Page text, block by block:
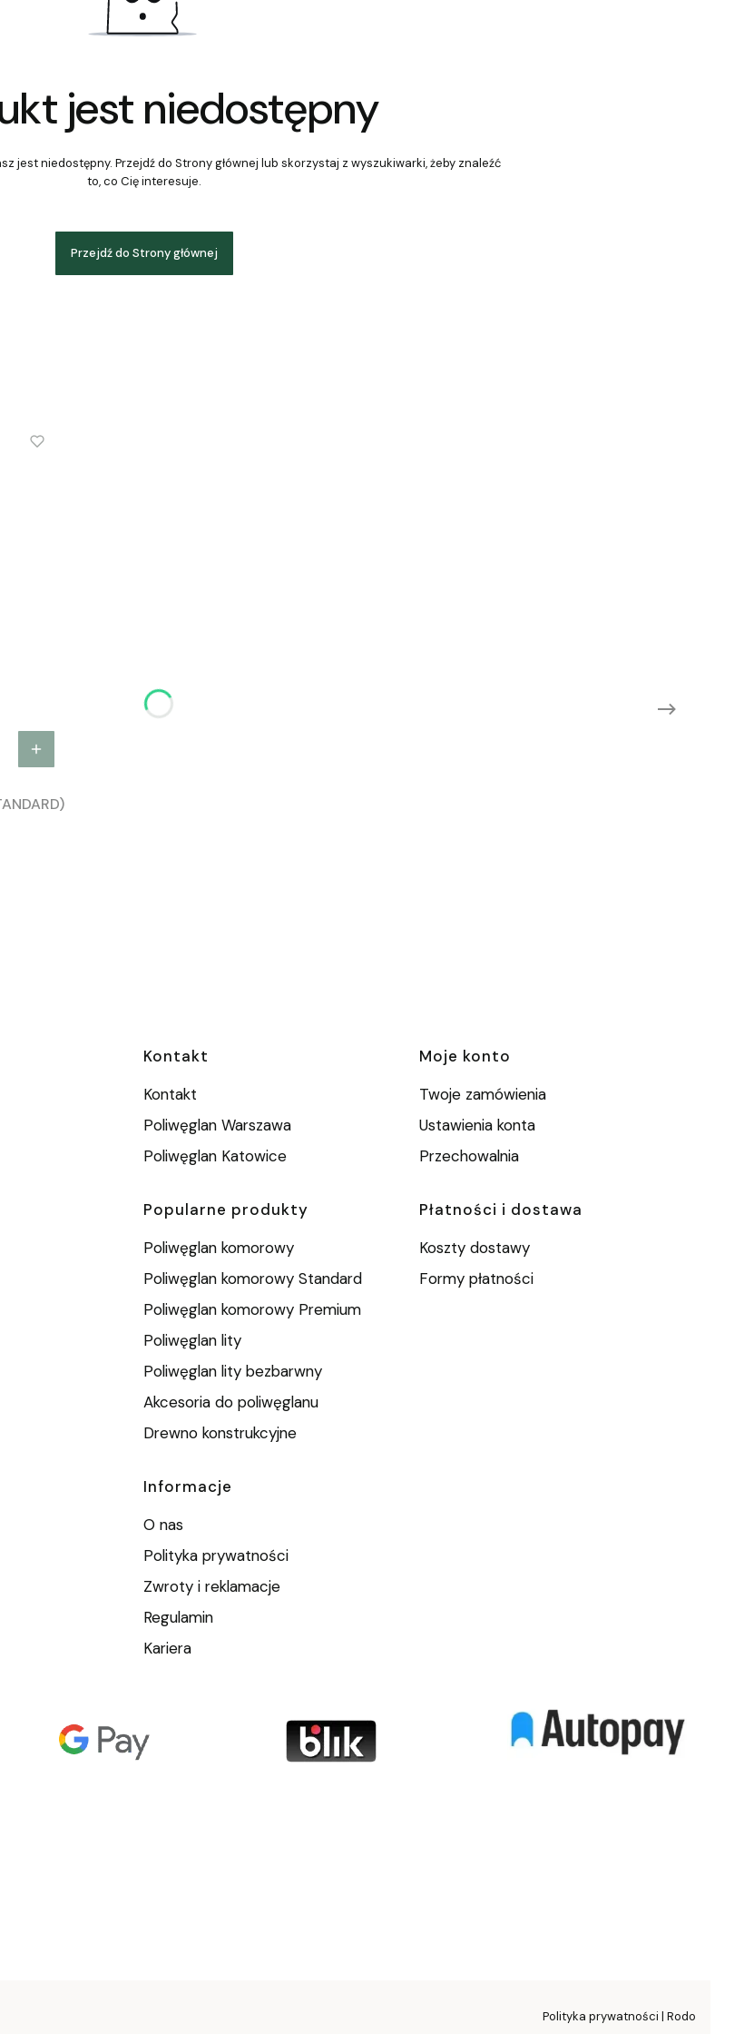
jest niedostępny
jest niedostępny. Przejdź do Strony głównej lub skorzystaj z wyszukiwarki, żeby znaleźć
to, co Cię interesuje.
Przejdź do Strony głównej
Linki w stopce
Kontakt
Kontakt
Poliwęglan Warszawa
Poliwęglan Katowice
Moje konto
Twoje zamówienia
Ustawienia konta
Przechowalnia
Popularne produkty
Poliwęglan komorowy
Poliwęglan komorowy Standard
Poliwęglan komorowy Premium
Poliwęglan lity
Poliwęglan lity bezbarwny
Akcesoria do poliwęglanu
Drewno konstrukcyjne
Płatności i dostawa
Koszty dostawy
Formy płatności
Informacje
O nas
Polityka prywatności
Zwroty i reklamacje
Regulamin
Kariera
Polityka prywatności | Rodo